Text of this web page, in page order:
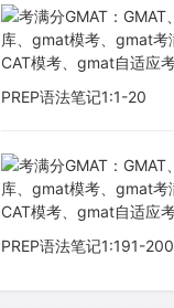
PREP语法笔记1:1-20
PREP语法笔记1:191-200